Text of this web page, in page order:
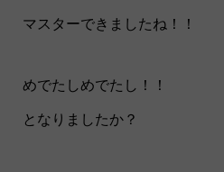
マスターできましたね！！
めでたしめでたし！！
となりましたか？